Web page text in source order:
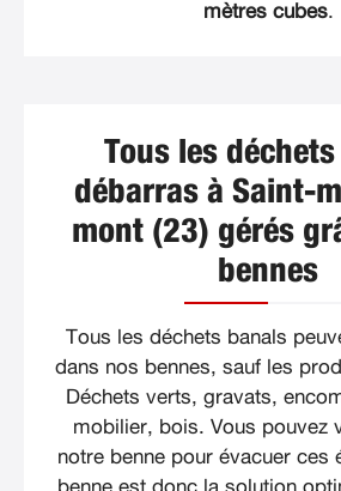
mètres cubes.
Tous les
débarras à Saint-
mont (23) gérés
bennes
Tous les déchets banals
dans nos bennes, sauf les
Déchets verts, gravats,
mobilier, bois. Vous pouvez
notre benne pour évacuer ces